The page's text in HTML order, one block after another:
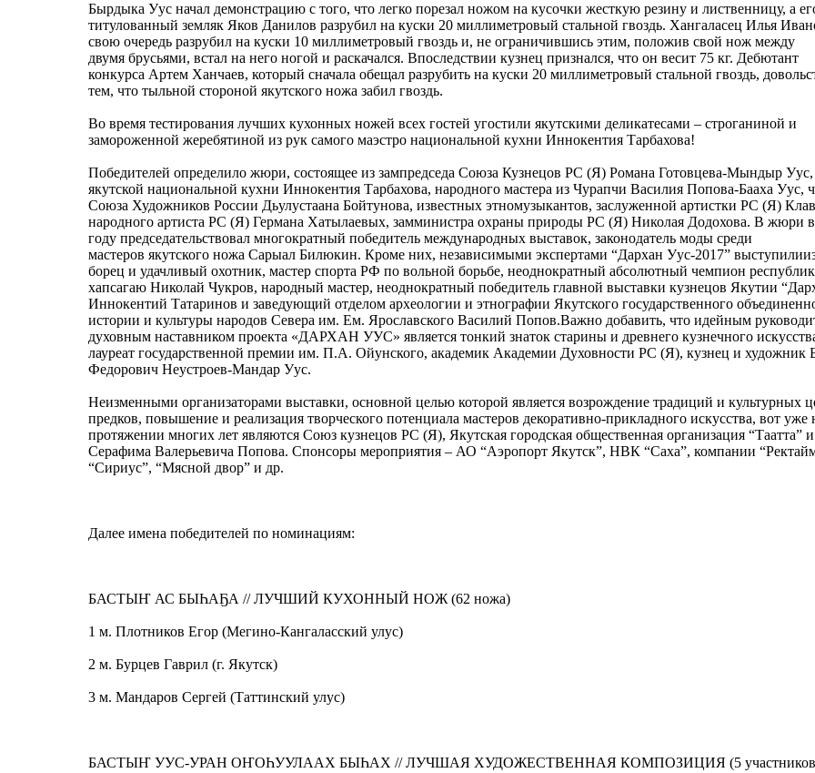
Бырдыка Уус начал демонстрацию с того, что легко порезал ножом на кусочки жесткую резину и лиственницу, а
титулованный земляк Яков Данилов разрубил на куски 20 миллиметровый стальной гвоздь. Хангаласец Илья
свою очередь разрубил на куски 10 миллиметровый гвоздь и, не ограничившись этим, положив свой нож между
двумя брусьями, встал на него ногой и раскачался. Впоследствии кузнец признался, что он весит 75 кг. Дебютант
конкурса Артем Ханчаев, который сначала обещал разрубить на куски 20 миллиметровый стальной гвоздь,
тем, что тыльной стороной якутского ножа забил гвоздь.
Во время тестирования лучших кухонных ножей всех гостей угостили якутскими деликатесами – строганиной и
замороженной жеребятиной из рук самого маэстро национальной кухни Иннокентия Тарбахова!
Победителей определило жюри, состоящее из зампредседа Союза Кузнецов РС (Я) Романа Готовцева-Мындыр Уус,
якутской национальной кухни Иннокентия Тарбахова, народного мастера из Чурапчи Василия Попова-Бааха Уус,
Союза Художников России Дьулустаана Бойтунова, известных этномузыкантов, заслуженной артистки РС (Я)
народного артиста РС (Я) Германа Хатылаевых, замминистра охраны природы РС (Я) Николая Додохова. В жюри
году председательствовал многократный победитель международных выставок, законодатель моды среди
мастеров якутского ножа Сарыал Билюкин. Кроме них, независимыми экспертами “Дархан Уус-2017”
борец и удачливый охотник, мастер спорта РФ по вольной борьбе, неоднократный абсолютный чемпион
хапсагаю Николай Чукров, народный мастер, неоднократный победитель главной выставки кузнецов Якутии
Иннокентий Татаринов и заведующий отделом археологии и этнографии Якутского государственного
истории и культуры народов Севера им. Ем. Ярославского Василий Попов.Важно добавить, что идейным
духовным наставником проекта «ДАРХАН УУС» является тонкий знаток старины и древнего кузнечного
лауреат государственной премии им. П.А. Ойунского, академик Академии Духовности РС (Я), кузнец и художник
Федорович Неустроев-Мандар Уус.
Неизменными организаторами выставки, основной целью которой является возрождение традиций и культурных
предков, повышение и реализация творческого потенциала мастеров декоративно-прикладного искусства, вот уже
протяжении многих лет являются Союз кузнецов РС (Я), Якутская городская общественная организация “Таатта” и
Серафима Валерьевича Попова. Спонсоры мероприятия – АО “Аэропорт Якутск”, НВК “Саха”, компании
“Сириус”, “Мясной двор” и др.
Далее имена победителей по номинациям:
БАСТЫҤ АС БЫҺАҔА // ЛУЧШИЙ КУХОННЫЙ НОЖ (62 ножа)
1 м. Плотников Егор (Мегино-Кангаласский улус)
2 м. Бурцев Гаврил (г. Якутск)
3 м. Мандаров Сергей (Таттинский улус)
БАСТЫҤ УУС-УРАН ОҤОҺУУЛААХ БЫҺАХ // ЛУЧШАЯ ХУДОЖЕСТВЕННАЯ КОМПОЗИЦИЯ (5